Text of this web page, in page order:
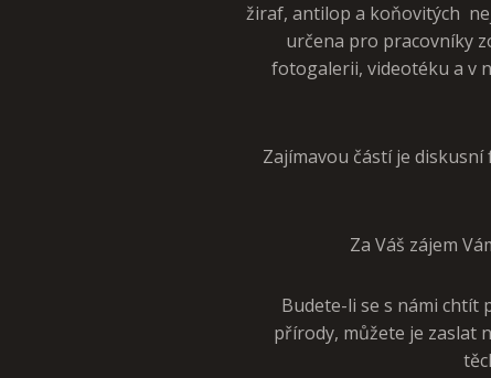
žiraf, antilop a koňovitých
určena pro pracovníky
fotogalerii, videotéku a v
Zajímavou částí je
Za Váš zájem
Budete-li se s námi
přírody, můžete je zaslat